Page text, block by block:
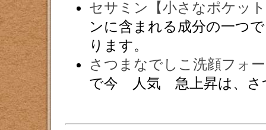
セサミン【小さなポケッ
ンに含まれる成分の一つ
ります。
さつまなでしこ洗顔フォ
で今 人気 急上昇は、さ